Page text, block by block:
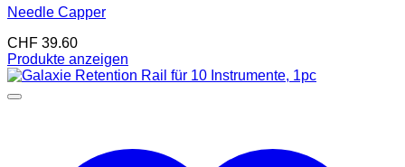
Needle Capper
CHF 39.60
Produkte anzeigen